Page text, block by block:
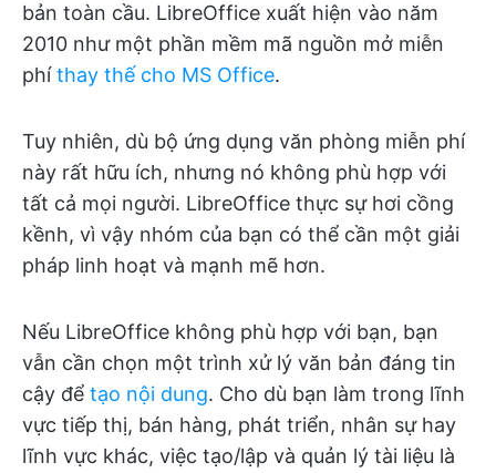
bản toàn cầu. LibreOffice xuất hiện vào năm
2010 như một phần mềm mã nguồn mở miễn
phíthay thế cho MS Office.
Tuy nhiên, dù bộ ứng dụng văn phòng miễn phí
này rất hữu ích, nhưng nó không phù hợp với
tất cả mọi người. LibreOffice thực sự hơi cồng
kềnh, vì vậy nhóm của bạn có thể cần một giải
pháp linh hoạt và mạnh mẽ hơn.
Nếu LibreOffice không phù hợp với bạn, bạn
vẫn cần chọn một trình xử lý văn bản đáng tin
cậy để tạo nội dung. Cho dù bạn làm trong lĩnh
vực tiếp thị, bán hàng, phát triển, nhân sự hay
lĩnh vực khác, việc tạo/lập và quản lý tài liệu là